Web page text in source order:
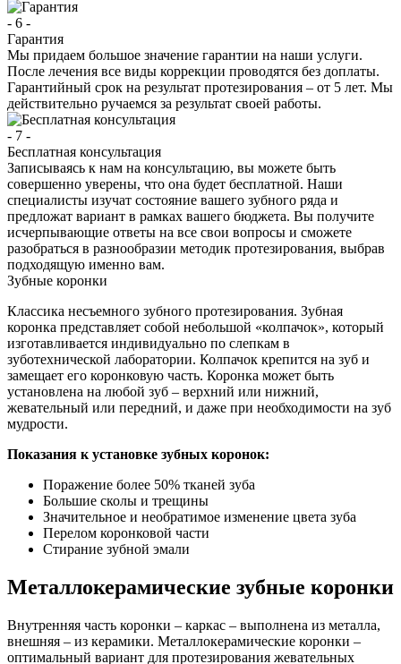
- 6 -
Гарантия
Мы придаем большое значение гарантии на наши услуги.
После лечения все виды коррекции проводятся без доплаты.
Гарантийный срок на результат протезирования – от 5 лет. Мы
действительно ручаемся за результат своей работы.
- 7 -
Бесплатная консультация
Записываясь к нам на консультацию, вы можете быть
совершенно уверены, что она будет бесплатной. Наши
специалисты изучат состояние вашего зубного ряда и
предложат вариант в рамках вашего бюджета. Вы получите
исчерпывающие ответы на все свои вопросы и сможете
разобраться в разнообразии методик протезирования, выбрав
подходящую именно вам.
Зубные коронки
Классика несъемного зубного протезирования. Зубная
коронка представляет собой небольшой «колпачок», который
изготавливается индивидуально по слепкам в
зуботехнической лаборатории. Колпачок крепится на зуб и
замещает его коронковую часть. Коронка может быть
установлена на любой зуб – верхний или нижний,
жевательный или передний, и даже при необходимости на зуб
мудрости.
Показания к установке зубных коронок:
Поражение более 50% тканей зуба
Большие сколы и трещины
Значительное и необратимое изменение цвета зуба
Перелом коронковой части
Стирание зубной эмали
Металлокерамические зубные коронки
Внутренняя часть коронки – каркас – выполнена из металла,
внешняя – из керамики. Металлокерамические коронки –
оптимальный вариант для протезирования жевательных